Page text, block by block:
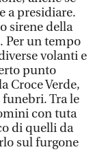
a presidiare.
sirene della
Per un tempo
volanti e
punto
Croce Verde,
Tra le
con tuta
di quelli da
sul furgone